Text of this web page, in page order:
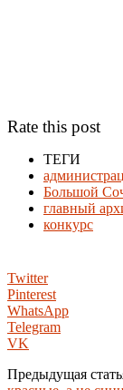
Rate this post
ТЕГИ
Большой
главный
конкурс
Twitter
Pinterest
WhatsApp
Telegram
VK
Предыдущая